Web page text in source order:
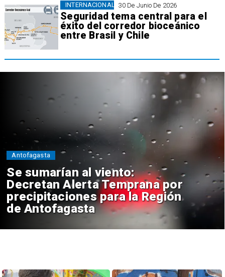
30 De Junio De 2026
Seguridad tema central para el
éxito del corredor bioceánico
entre Brasil y Chile
INTERNACIONAL
Se sumarían al viento:
Decretan Alerta Temprana por
precipitaciones para la Región
de Antofagasta
Antofagasta